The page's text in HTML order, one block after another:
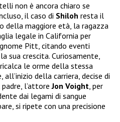
non è ancora chiaro se
il caso di Shiloh resta il
della maggiore età, la ragazza
legale in California per
Pitt, citando eventi
sua crescita. Curiosamente,
le orme della stessa
all’inizio della carriera, decise di
padre, l’attoreJon Voight, per
dai legami di sangue
si ripete con una precisione